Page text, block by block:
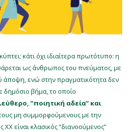
κάτι όχι ιδιαίτερα πρωτότυπο: η
ως άνθρωπος του πνεύματος, με
άποψη, ενώ στην πραγματικότητα δεν
δημόσιο βήμα, το οποίο
“ποιητική αδεία” και
μη συμμορφούμενους με την
είναι κλασικός “διανοούμενος”